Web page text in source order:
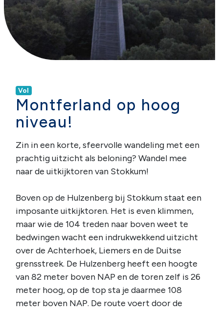
Vol
Montferland op hoog
niveau!
Zin in een korte, sfeervolle wandeling met een
prachtig uitzicht als beloning? Wandel mee
naar de uitkijktoren van Stokkum!
Boven op de Hulzenberg bij Stokkum staat een
imposante uitkijktoren. Het is even klimmen,
maar wie de 104 treden naar boven weet te
bedwingen wacht een indrukwekkend uitzicht
over de Achterhoek, Liemers en de Duitse
grensstreek. De Hulzenberg heeft een hoogte
van 82 meter boven NAP en de toren zelf is 26
meter hoog, op de top sta je daarmee 108
meter boven NAP. De route voert door de